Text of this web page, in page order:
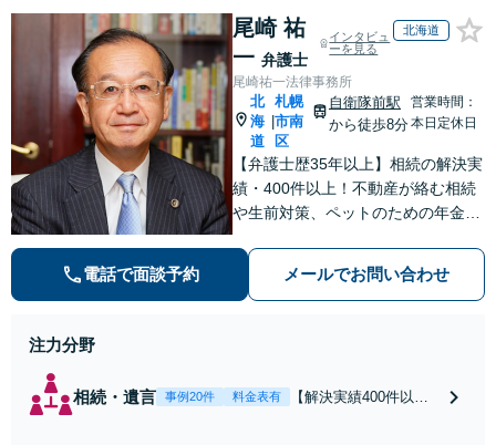
尾崎 祐
一 弁護士
インタビュ
ーを見る
北海道
尾崎祐一法律事務所
北
海
道
|
札幌
市南
区
自衛隊前駅
から徒歩8分
営業時間：
本日定休日
【弁護士歴35年以上】相続の解決実
績・400件以上！不動産が絡む相続
や生前対策、ペットのための年金シ
事故・借金・刑事事件・不動産トラ
ブルなど幅広く対応。依頼者の背景
電話で面談予約 メールでお問い合わせ
注力分野
相続・遺言 事例20件 料金表有
【解決実績400件以